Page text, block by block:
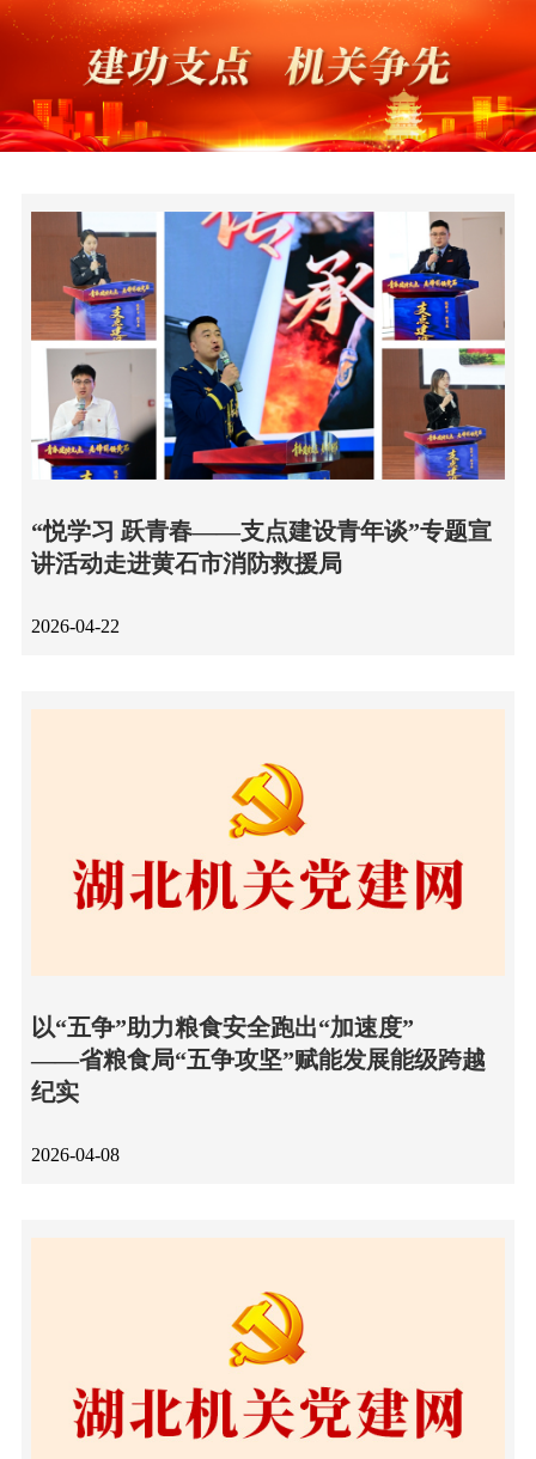
“悦学习 跃青春——支点建设青年谈”专题宣
讲活动走进黄石市消防救援局
2026-04-22
以“五争”助力粮食安全跑出“加速度”
——省粮食局“五争攻坚”赋能发展能级跨越
纪实
2026-04-08